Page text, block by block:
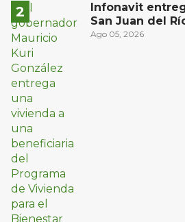
Infonavit
San Juan del
bajos ingresos
Ago 05, 2026